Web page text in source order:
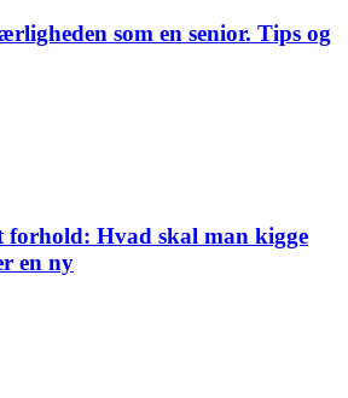
som en senior. Tips og
forhold: Hvad skal man kigge
en ny